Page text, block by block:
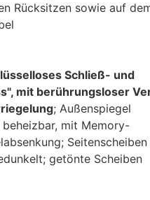
Rücksitzen sowie auf
Schließ- und
mit berührungsloser
; Außenspiegel
mit Memory-
Seitenscheiben
getönte Scheiben